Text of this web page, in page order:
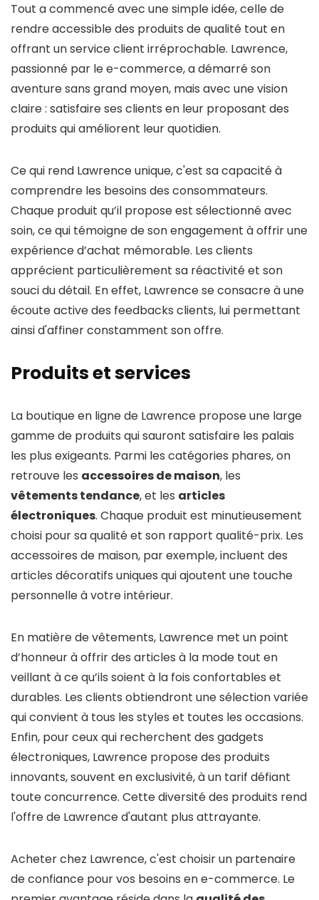
Tout a commencé avec une simple idée, celle de
rendre accessible des produits de qualité tout en
offrant un service client irréprochable. Lawrence,
passionné par le e-commerce, a démarré son
aventure sans grand moyen, mais avec une vision
claire : satisfaire ses clients en leur proposant des
produits qui améliorent leur quotidien.
Ce qui rend Lawrence unique, c'est sa capacité à
comprendre les besoins des consommateurs.
Chaque produit qu’il propose est sélectionné avec
soin, ce qui témoigne de son engagement à offrir une
expérience d’achat mémorable. Les clients
apprécient particulièrement sa réactivité et son
souci du détail. En effet, Lawrence se consacre à une
écoute active des feedbacks clients, lui permettant
ainsi d'affiner constamment son offre.
Produits et services
La boutique en ligne de Lawrence propose une large
gamme de produits qui sauront satisfaire les palais
les plus exigeants. Parmi les catégories phares, on
retrouve les accessoires de maison, les
vêtements tendance, et les articles
électroniques. Chaque produit est minutieusement
choisi pour sa qualité et son rapport qualité-prix. Les
accessoires de maison, par exemple, incluent des
articles décoratifs uniques qui ajoutent une touche
personnelle à votre intérieur.
En matière de vêtements, Lawrence met un point
d’honneur à offrir des articles à la mode tout en
veillant à ce qu’ils soient à la fois confortables et
durables. Les clients obtiendront une sélection variée
qui convient à tous les styles et toutes les occasions.
Enfin, pour ceux qui recherchent des gadgets
électroniques, Lawrence propose des produits
innovants, souvent en exclusivité, à un tarif défiant
toute concurrence. Cette diversité des produits rend
l'offre de Lawrence d'autant plus attrayante.
Acheter chez Lawrence, c'est choisir un partenaire
de confiance pour vos besoins en e-commerce. Le